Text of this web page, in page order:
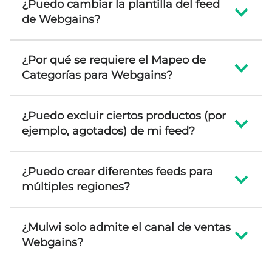
¿Puedo cambiar la plantilla del feed
de Webgains?
¿Por qué se requiere el Mapeo de
Categorías para Webgains?
¿Puedo excluir ciertos productos (por
ejemplo, agotados) de mi feed?
¿Puedo crear diferentes feeds para
múltiples regiones?
¿Mulwi solo admite el canal de ventas
Webgains?